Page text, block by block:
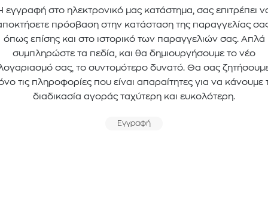
εγγραφή στο ηλεκτρονικό μας κατάστημα, σας επιτρέπει
πρόσβαση στην κατάσταση της παραγγελίας
όπως επίσης και στο ιστορικό των παραγγελιών σας. Απλά
συμπληρώστε τα πεδία, και θα δημιουργήσουμε το νέο
σας, το συντομότερο δυνατό. Θα σας
τις πληροφορίες που είναι απαραίτητες για να κάνουμε
διαδικασία αγοράς ταχύτερη και ευκολότερη.
Εγγραφή